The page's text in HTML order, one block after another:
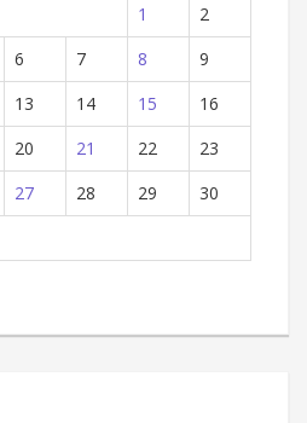
1
2
6 7 8
9
13 14 15
16
20 21 22
23
27 28 29
30